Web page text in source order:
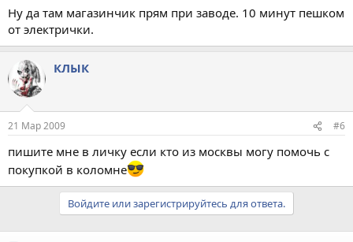
Ну да там магазинчик прям при заводе. 10 минут пешком
от электрички.
КЛЫК
21 Мар 2009 #6
пишите мне в личку если кто из москвы могу помочь с
покупкой в коломне
Войдите или зарегистрируйтесь для ответа.